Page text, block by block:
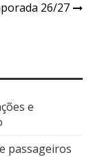
26/27
e
passageiros